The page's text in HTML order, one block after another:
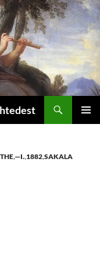
,—I.,1882,SAKALA